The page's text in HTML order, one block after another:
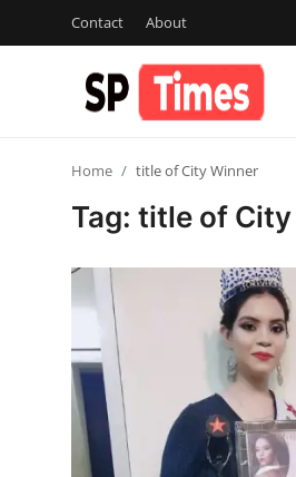
Contact About
Register
Home title of City Winner
Tag: title of